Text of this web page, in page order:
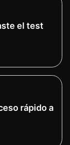
el test
rápido a